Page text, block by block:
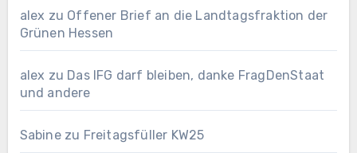
alex zu Offener Brief an die Landtagsfraktion der
Grünen Hessen
alex zu Das IFG darf bleiben, danke FragDenStaat
und andere
Sabinezu Freitagsfüller KW25